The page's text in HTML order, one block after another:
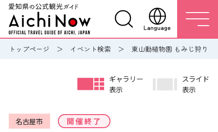
Language
トップページ イベント検索 東山動植物園 もみじ狩り
名古屋市 開催終了
ギャラリー
表示
スライド
表示